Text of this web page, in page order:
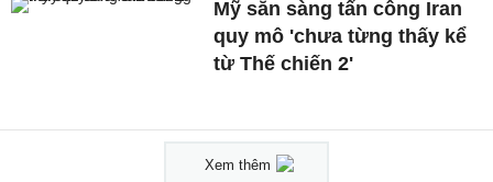
Mỹ sẵn sàng tấn công Iran
quy mô 'chưa từng thấy kể
từ Thế chiến 2'
Xem thêm